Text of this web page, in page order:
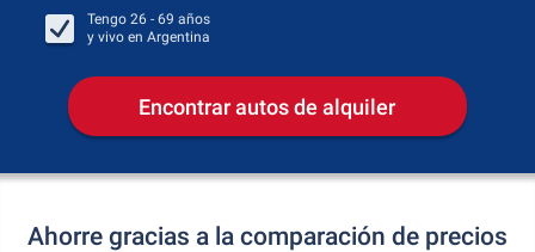
Tengo 26 - 69 años
y vivo en Argentina
Encontrar autos de alquiler
Ahorre gracias a la comparación de precios